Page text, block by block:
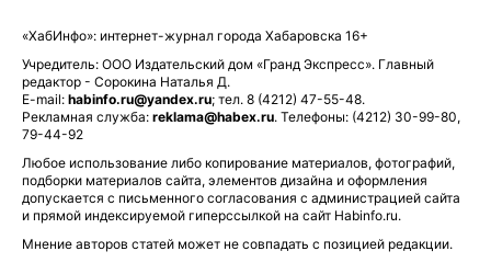
«ХабИнфо»: интернет-журнал города Хабаровска 16+
Учредитель: ООО Издательский дом «Гранд Экспресс». Главный
редактор - Сорокина Наталья Д.
E-mail: habinfo.ru@yandex.ru; тел. 8 (4212) 47-55-48.
Рекламная служба: reklama@habex.ru. Телефоны: (4212) 30-99-80,
79-44-92
Любое использование либо копирование материалов, фотографий,
подборки материалов сайта, элементов дизайна и оформления
допускается с письменного согласования с администрацией сайта
и прямой индексируемой гиперссылкой на сайт Habinfo.ru.
Мнение авторов статей может не совпадать с позицией редакции.